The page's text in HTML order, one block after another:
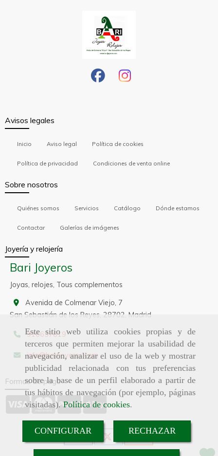
Este sitio web utiliza cookies propias y de
terceros que permiten mejorar la usabilidad de
navegación, analizar el uso de la web y mostrar
publicidad relacionada con tus preferencias
sobre la base de un perfil elaborado a partir de
tus hábitos de navegación (por ejemplo, páginas
visitadas).Política de cookies.
CONFIGURAR RECHAZAR
Avisos legales
Inicio Aviso legal Política de cookies
Política de privacidad Condiciones de venta online
Sobre nosotros
Quiénes somos Servicios Catálogo Dónde estamos
Contactar Galerías de imágenes
Joyería y relojería
Bari Joyeros
Joyas, relojes, Tous complementos
Avenida de Colmenar Viejo, 7
San Sebastián de los Reyes, 28702, Madrid
916637819
info barijoyeros.com
Formas de pago